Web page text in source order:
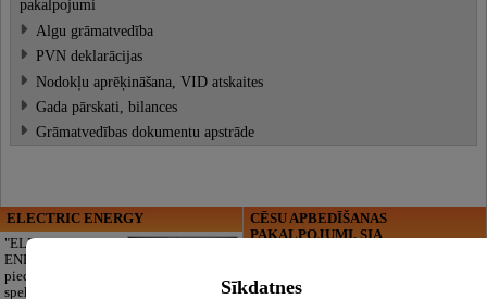
pakalpojumi
Algu grāmatvedība
PVN deklarācijas
Nodokļu aprēķināšana, VID atskaites
Gada pārskati, bilances
Grāmatvedības dokumentu apstrāde
ELECTRIC ENERGY
"ELECTRIC
ENERGY Kandava"
piedāvā pilna
spektra
CĒSU APBEDĪŠANAS
PAKALPOJUMI, SIA
Mēs parūpēsimies
Sīkdatnes